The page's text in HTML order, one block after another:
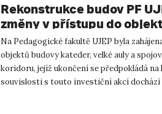
Rekonstrukce budov PF
změny v přístupu do
Na Pedagogické fakultě UJEP byla
objektů budovy kateder, velké auly a
koridoru, jejíž ukončení se předpokládá na
souvislosti s touto investiční akcí dochází